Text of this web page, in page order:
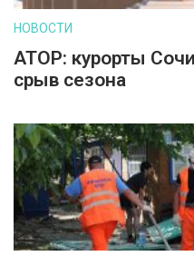
НОВОСТИ
АТОР: курорты
срыв сезона